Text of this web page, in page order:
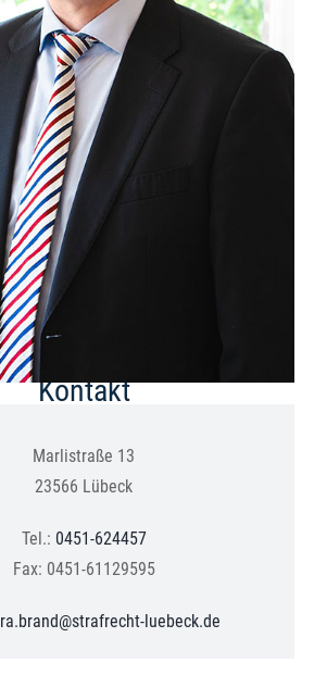
Kontakt
Marlistraße 13
23566 Lübeck
Tel.: 0451-624457
Fax: 0451-61129595
ra.brand@strafrecht-luebeck.de